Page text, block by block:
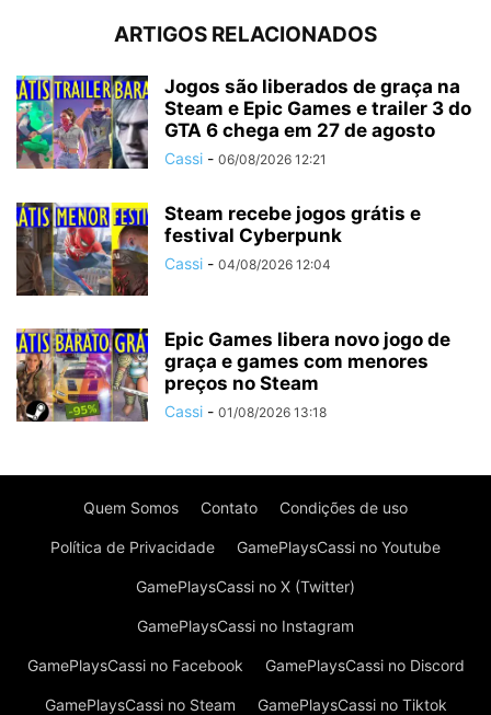
ARTIGOS RELACIONADOS
Jogos são liberados de graça na
Steam e Epic Games e trailer 3 do
GTA 6 chega em 27 de agosto
Cassi - 06/08/2026 12:21
Steam recebe jogos grátis e
festival Cyberpunk
Cassi - 04/08/2026 12:04
Epic Games libera novo jogo de
graça e games com menores
preços no Steam
Cassi - 01/08/2026 13:18
Quem Somos Contato Condições de uso
Política de Privacidade GamePlaysCassi no Youtube
GamePlaysCassi no X (Twitter)
GamePlaysCassi no Instagram
GamePlaysCassi no Facebook GamePlaysCassi no Discord
GamePlaysCassi no Steam GamePlaysCassi no Tiktok